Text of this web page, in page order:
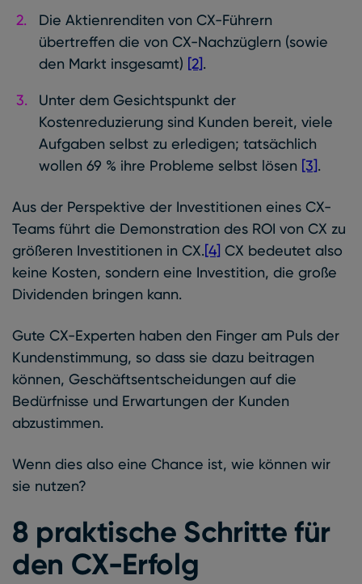
Die Aktienrenditen von CX-Führern
übertreffen die von CX-Nachzüglern (sowie
den Markt insgesamt) [2].
Unter dem Gesichtspunkt der
Kostenreduzierung sind Kunden bereit, viele
Aufgaben selbst zu erledigen; tatsächlich
wollen 69 % ihre Probleme selbst lösen [3].
Aus der Perspektive der Investitionen eines CX-
Teams führt die Demonstration des ROI von CX zu
größeren Investitionen in CX.[4] CX bedeutet also
keine Kosten, sondern eine Investition, die große
Dividenden bringen kann.
Gute CX-Experten haben den Finger am Puls der
Kundenstimmung, so dass sie dazu beitragen
können, Geschäftsentscheidungen auf die
Bedürfnisse und Erwartungen der Kunden
abzustimmen.
Wenn dies also eine Chance ist, wie können wir
sie nutzen?
8 praktische Schritte für
den CX-Erfolg